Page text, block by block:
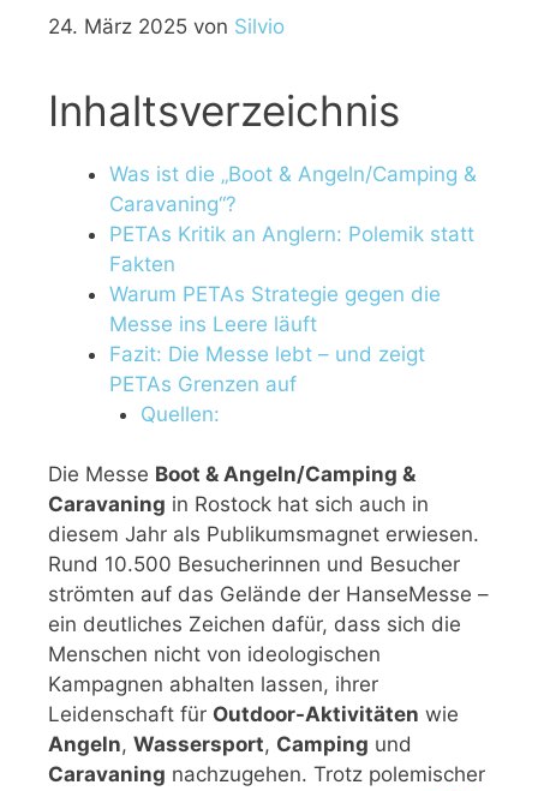
24. März 2025 von Silvio
Inhaltsverzeichnis
Was ist die „Boot & Angeln/Camping &
Caravaning“?
PETAs Kritik an Anglern: Polemik statt
Fakten
Warum PETAs Strategie gegen die
Messe ins Leere läuft
Fazit: Die Messe lebt – und zeigt
PETAs Grenzen auf
Quellen:
Die Messe Boot & Angeln/Camping &
Caravaning in Rostock hat sich auch in
diesem Jahr als Publikumsmagnet erwiesen.
Rund 10.500 Besucherinnen und Besucher
strömten auf das Gelände der HanseMesse –
ein deutliches Zeichen dafür, dass sich die
Menschen nicht von ideologischen
Kampagnen abhalten lassen, ihrer
Leidenschaft für Outdoor-Aktivitäten wie
Angeln, Wassersport, Camping und
Caravaning nachzugehen. Trotz polemischer